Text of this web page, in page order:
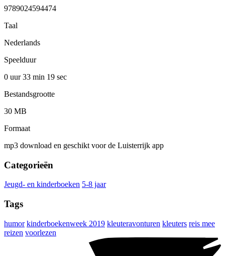
9789024594474
Taal
Nederlands
Speelduur
0 uur 33 min 19 sec
Bestandsgrootte
30 MB
Formaat
mp3 download en geschikt voor de Luisterrijk app
Categorieën
Jeugd- en kinderboeken 5-8 jaar
Tags
humor kinderboekenweek 2019 kleuteravonturen kleuters reis mee
reizen voorlezen